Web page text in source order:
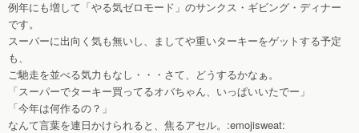
例年にも増して「やる気ゼロモード」のサンクス・ギビング・ディナー
です。
スーパーに出向く気も無いし、ましてや重いターキーをゲットする予定
も、
ご馳走を並べる気力もなし・・・さて、どうするかなぁ。
「スーパーでターキー買ってるオバちゃん、いっぱいいたでー」
「今年は何作るの？」
なんて言葉を連日かけられると、焦るアセル。:emojisweat: